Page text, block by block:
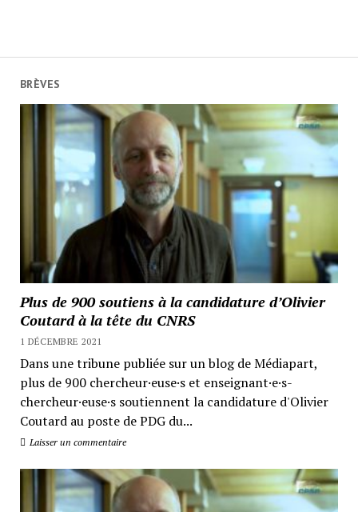
BRÈVES
Plus de 900 soutiens à la candidature d’Olivier
Coutard à la tête du CNRS
1 DÉCEMBRE 2021
Dans une tribune publiée sur un blog de Médiapart,
plus de 900 chercheur·euse·s et enseignant·e·s-
chercheur·euse·s soutiennent la candidature d'Olivier
Coutard au poste de PDG du...
Laisser un commentaire